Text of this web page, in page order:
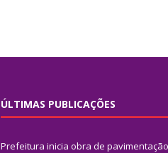
ÚLTIMAS PUBLICAÇÕES
Prefeitura inicia obra de